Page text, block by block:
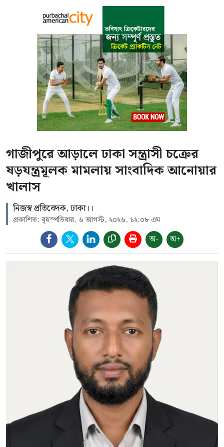
গাজীপুরে আড়ালে ঢাকা সন্ত্রাসী চক্রের
ষড়যন্ত্রমূলক মামলায় সাংবাদিক আনোয়ার
খালাস
নিজস্ব প্রতিবেদক, ঢাকা।।
প্রকাশিত: বৃহস্পতিবার, ৬ আগস্ট, ২০২৬, ১২:০৮ এম
অ- অ+